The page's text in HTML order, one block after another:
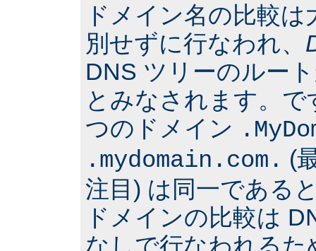
ドメイン名の比較
別せずに行なわれ、
DNS ツリーのルー
とみなされます。
つのドメイン
.mydomain.com. (
注目) は同一である
ドメインの比較は
なしで行なわれる